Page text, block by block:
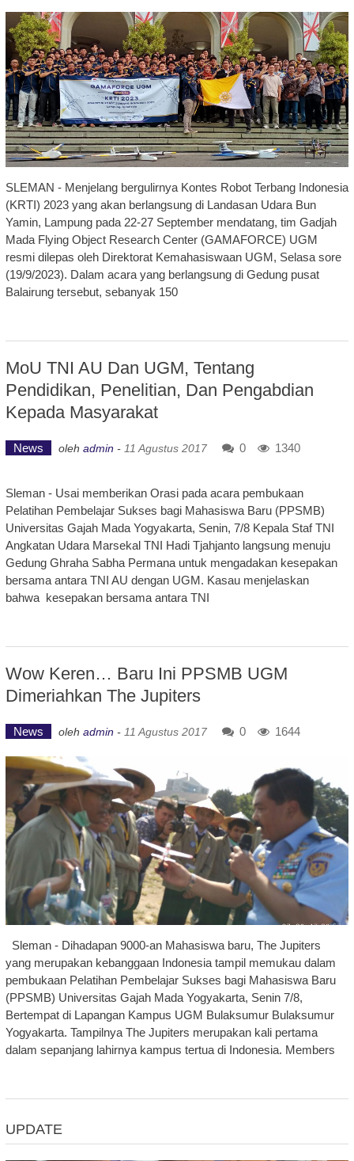
SLEMAN - Menjelang bergulirnya Kontes Robot Terbang Indonesia
(KRTI) 2023 yang akan berlangsung di Landasan Udara Bun
Yamin, Lampung pada 22-27 September mendatang, tim Gadjah
Mada Flying Object Research Center (GAMAFORCE) UGM
resmi dilepas oleh Direktorat Kemahasiswaan UGM, Selasa sore
(19/9/2023). Dalam acara yang berlangsung di Gedung pusat
Balairung tersebut, sebanyak 150
MoU TNI AU Dan UGM, Tentang
Pendidikan, Penelitian, Dan Pengabdian
Kepada Masyarakat
News oleh admin - 11 Agustus 2017 0 1340
Sleman - Usai memberikan Orasi pada acara pembukaan
Pelatihan Pembelajar Sukses bagi Mahasiswa Baru (PPSMB)
Universitas Gajah Mada Yogyakarta, Senin, 7/8 Kepala Staf TNI
Angkatan Udara Marsekal TNI Hadi Tjahjanto langsung menuju
Gedung Ghraha Sabha Permana untuk mengadakan kesepakan
bersama antara TNI AU dengan UGM. Kasau menjelaskan
bahwa kesepakan bersama antara TNI
Wow Keren… Baru Ini PPSMB UGM
Dimeriahkan The Jupiters
News oleh admin - 11 Agustus 2017 0 1644
Sleman - Dihadapan 9000-an Mahasiswa baru, The Jupiters
yang merupakan kebanggaan Indonesia tampil memukau dalam
pembukaan Pelatihan Pembelajar Sukses bagi Mahasiswa Baru
(PPSMB) Universitas Gajah Mada Yogyakarta, Senin 7/8,
Bertempat di Lapangan Kampus UGM Bulaksumur Bulaksumur
Yogyakarta. Tampilnya The Jupiters merupakan kali pertama
dalam sepanjang lahirnya kampus tertua di Indonesia. Members
UPDATE